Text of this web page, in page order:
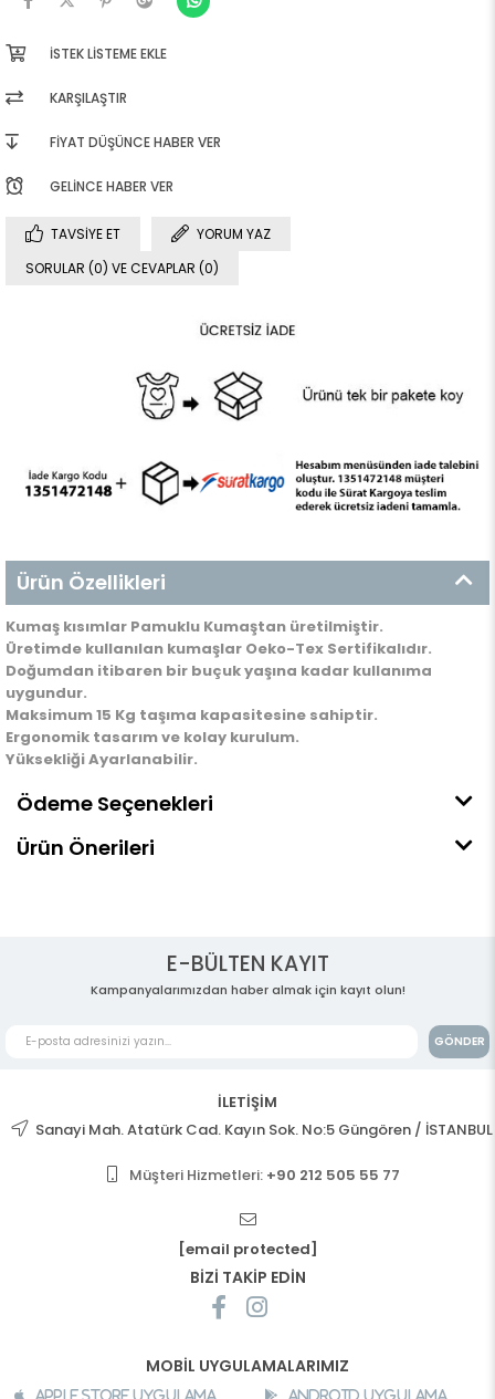
İSTEK LISTEME EKLE
KARŞILAŞTIR
FIYAT DÜŞÜNCE HABER VER
GELINCE HABER VER
TAVSIYE ET
YORUM YAZ
SORULAR (0) VE CEVAPLAR (0)
Ürün Özellikleri
Kumaş kısımlar Pamuklu Kumaştan üretilmiştir.
Üretimde kullanılan kumaşlar Oeko-Tex Sertifikalıdır.
Doğumdan itibaren bir buçuk yaşına kadar kullanıma
uygundur.
Maksimum 15 Kg taşıma kapasitesine sahiptir.
Ergonomik tasarım ve kolay kurulum.
Yüksekliği Ayarlanabilir.
Ödeme Seçenekleri
Ürün Önerileri
E-BÜLTEN KAYIT
Kampanyalarımızdan haber almak için kayıt olun!
GÖNDER
İLETİŞİM
Sanayi Mah. Atatürk Cad. Kayın Sok. No:5 Güngören / İSTANBUL
Müşteri Hizmetleri: +90 212 505 55 77
[email protected]
BİZİ TAKİP EDİN
MOBİL UYGULAMALARIMIZ
Apple Store Uygulama Android Uygulama